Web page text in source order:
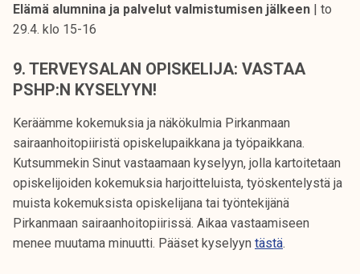
Elämä alumnina ja palvelut valmistumisen jälkeen | to
29.4. klo 15-16
9. TERVEYSALAN OPISKELIJA: VASTAA
PSHP:N KYSELYYN!
Keräämme kokemuksia ja näkökulmia Pirkanmaan
sairaanhoitopiiristä opiskelupaikkana ja työpaikkana.
Kutsummekin Sinut vastaamaan kyselyyn, jolla kartoitetaan
opiskelijoiden kokemuksia harjoitteluista, työskentelystä ja
muista kokemuksista opiskelijana tai työntekijänä
Pirkanmaan sairaanhoitopiirissä. Aikaa vastaamiseen
menee muutama minuutti. Pääset kyselyyn tästä.